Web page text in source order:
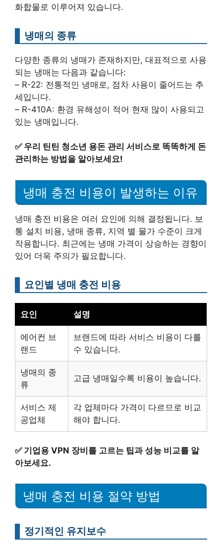
화합물로 이루어져 있습니다.
냉매의 종류
다양한 종류의 냉매가 존재하지만, 대표적으로 사용
되는 냉매는 다음과 같습니다:
– R-22: 전통적인 냉매로, 점차 사용이 줄어드는 추
세입니다.
– R-410A: 환경 유해성이 적어 현재 많이 사용되고
있는 냉매입니다.
✅ 우리 틴틴 청소년 용돈 관리 서비스로 똑똑하게 돈
관리하는 방법을 알아보세요!
냉매 충전 비용이 발생하는 이유
냉매 충전 비용은 여러 요인에 의해 결정됩니다. 보
통 설치 비용, 냉매 종류, 지역 별 물가 수준이 크게
작용합니다. 최근에는 냉매 가격이 상승하는 경향이
있어 더욱 주의가 필요합니다.
요인별 냉매 충전 비용
요인 설명
에어컨 브
랜드
브랜드에 따라 서비스 비용이 다를
수 있습니다.
냉매의 종
류
고급 냉매일수록 비용이 높습니다.
서비스 제
공업체
각 업체마다 가격이 다르므로 비교
해야 합니다.
✅ 기업용 VPN 장비를 고르는 팁과 성능 비교를 알
아보세요.
냉매 충전 비용 절약 방법
정기적인 유지보수